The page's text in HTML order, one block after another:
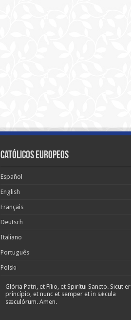
Católicos Europeos
Español
English
Français
Deutsch
Italiano
Português
Polski
Glória Patri, et Fílio, et Spirítui Sancto. Sicut
princípio, et nunc et semper et in sǽcula
sæculórum. Amen.